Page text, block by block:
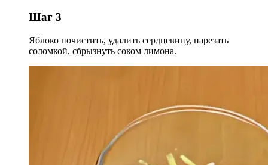
Шаг 3
Яблоко почистить, удалить сердцевину, нарезать
соломкой, сбрызнуть соком лимона.